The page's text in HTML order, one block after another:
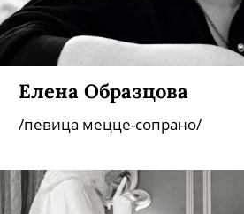
Елена Образцова
/певица мецце-сопрано/